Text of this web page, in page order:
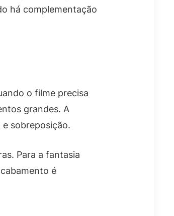
há complementação
o filme precisa
grandes. A
sobreposição.
Para a fantasia
é